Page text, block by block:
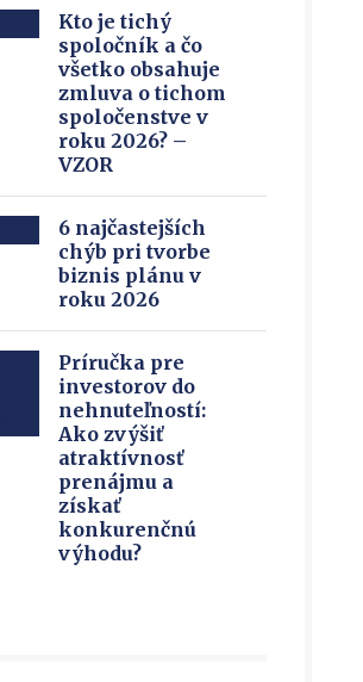
Kto je tichý
spoločník a čo
všetko obsahuje
zmluva o tichom
spoločenstve v
roku 2026? –
VZOR
6 najčastejších
chýb pri tvorbe
biznis plánu v
roku 2026
Príručka pre
investorov do
nehnuteľností:
Ako zvýšiť
atraktívnosť
prenájmu a
získať
konkurenčnú
výhodu?